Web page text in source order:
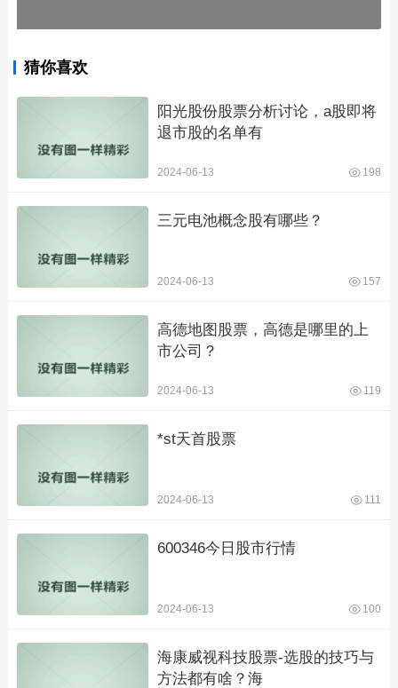
猜你喜欢
阳光股份股票分析讨论，a股即将
退市股的名单有
2024-06-13 198
三元电池概念股有哪些？
2024-06-13 157
高德地图股票，高德是哪里的上
市公司？
2024-06-13 119
*st天首股票
2024-06-13 111
600346今日股市行情
2024-06-13 100
海康威视科技股票-选股的技巧与
方法都有啥？海